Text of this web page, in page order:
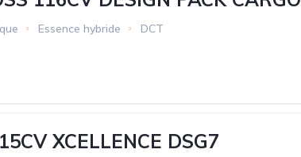
Essence hybride DCT
XCELLENCE DSG7